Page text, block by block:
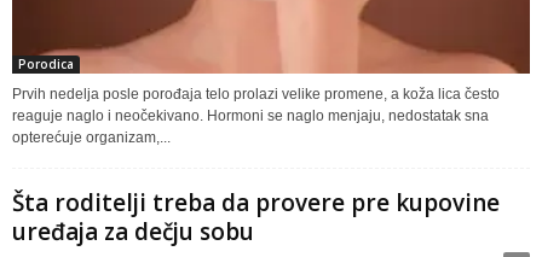
Porodica
Prvih nedelja posle porođaja telo prolazi velike promene, a koža lica često
reaguje naglo i neočekivano. Hormoni se naglo menjaju, nedostatak sna
opterećuje organizam,...
Šta roditelji treba da provere pre kupovine
uređaja za dečju sobu